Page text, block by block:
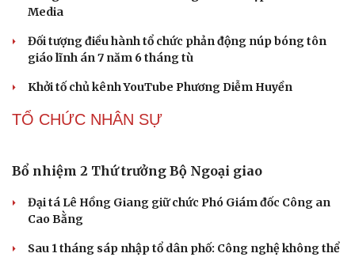
Media
Đối tượng điều hành tổ chức phản động núp bóng tôn
giáo lĩnh án 7 năm 6 tháng tù
Khởi tố chủ kênh YouTube Phương Diễm Huyền
TỔ CHỨC NHÂN SỰ
Bổ nhiệm 2 Thứ trưởng Bộ Ngoại giao
Đại tá Lê Hồng Giang giữ chức Phó Giám đốc Công an
Cao Bằng
Sau 1 tháng sáp nhập tổ dân phố: Công nghệ không thể